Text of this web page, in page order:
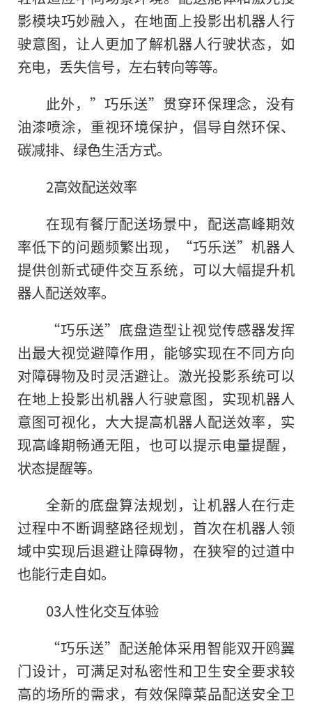
影模块巧妙融入，在地面上投影出机器人行
驶意图，让人更加了解机器人行驶状态，如
充电，丢失信号，左右转向等等。
此外，”巧乐送”贯穿环保理念，没有
油漆喷涂，重视环境保护，倡导自然环保、
碳减排、绿色生活方式。
2高效配送效率
在现有餐厅配送场景中，配送高峰期效
率低下的问题频繁出现，“巧乐送”机器人
提供创新式硬件交互系统，可以大幅提升机
器人配送效率。
“巧乐送”底盘造型让视觉传感器发挥
出最大视觉避障作用 ， 能够实现在不同方向
对障碍物及时灵活避让。激光投影系统可以
在地上投影出机器人行驶意图，实现机器人
意图可视化，大大提高机器人配送效率，实
现高峰期畅通无阻，也可以提示电量提醒，
状态提醒等。
全新的底盘算法规划，让机器人在行走
过程中不断调整路径规划，首次在机器人领
域中实现后退避让障碍物，在狭窄的过道中
也能行走自如。
03人性化交互体验
“巧乐送”配送舱体采用智能双开鸥翼
门设计，可满足对私密性和卫生安全要求较
高的场所的需求，有效保障菜品配送安全卫